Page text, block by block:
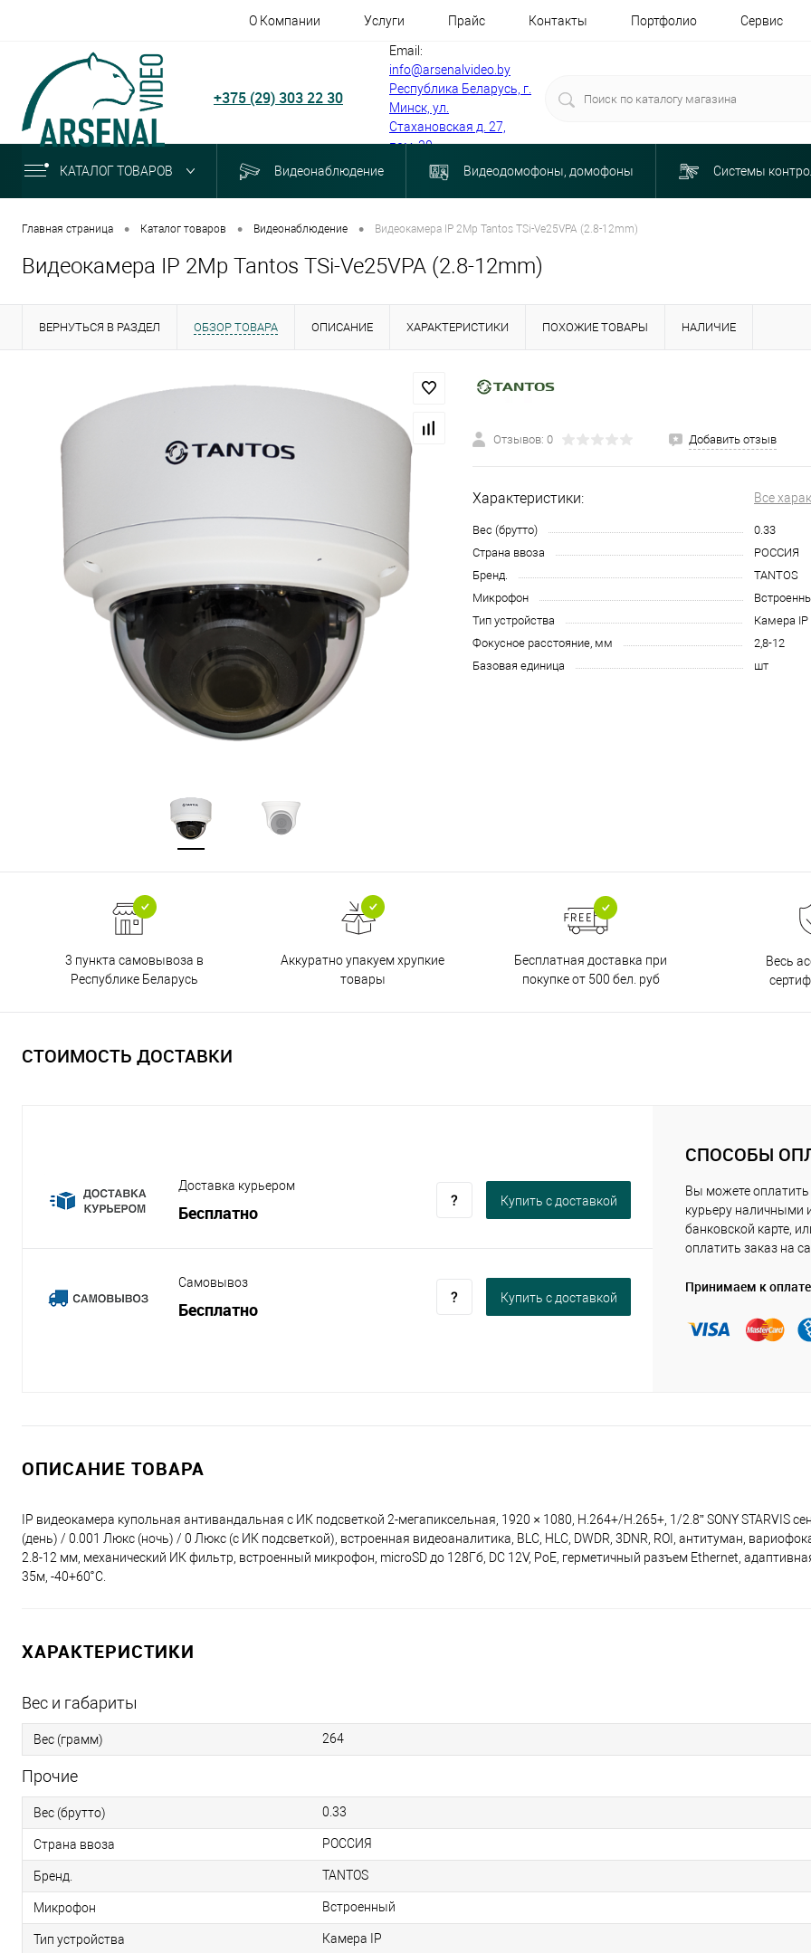
О Компании Услуги Прайс Контакты Портфолио Сервис
+375 (29) 303 22 30
Email:
info@arsenalvideo.by
Республика Беларусь, г.
Минск, ул.
Стахановская д. 27,
пом. 30
КАТАЛОГ ТОВАРОВ Видеонаблюдение Видеодомофоны, домофоны Системы
Главная страница • Каталог товаров • Видеонаблюдение • Видеокамера IP 2Mp Tantos TSi-Ve25VPA (2.8-12mm)
Видеокамера IP 2Mp Tantos TSi-Ve25VPA (2.8-12mm)
ВЕРНУТЬСЯ В РАЗДЕЛ ОБЗОР ТОВАРА ОПИСАНИЕ ХАРАКТЕРИСТИКИ ПОХОЖИЕ ТОВАРЫ НАЛИЧИЕ
Отзывов: 0 Добавить отзыв
Характеристики: Все
Вес (брутто)
0.33
Страна ввоза
РОССИЯ
Бренд.
TANTOS
Микрофон
Тип устройства
Камера IP
Фокусное расстояние, мм
2,8-12
Базовая единица
шт
3 пункта самовывоза в
Республике Беларусь
Аккуратно упакуем хрупкие
товары
Бесплатная доставка при
покупке от 500 бел. руб
Весь
СТОИМОСТЬ ДОСТАВКИ
Доставка курьером
Бесплатно
Купить c доставкой
Самовывоз
Бесплатно
Купить c доставкой
СПОСОБЫ
Вы можете оплатить
курьеру наличными
банковской карте,
оплатить заказ на
Принимаем к оплате
ОПИСАНИЕ ТОВАРА
IP видеокамера купольная антивандальная с ИК подсветкой 2-мегапиксельная, 1920 × 1080, Н.264+/H.265+, 1/2.8” SONY STARVIS
(день) / 0.001 Люкс (ночь) / 0 Люкс (с ИК подсветкой), встроенная видеоаналитика, BLC, HLC, DWDR, 3DNR, ROI, антитуман,
2.8-12 мм, механический ИК фильтр, встроенный микрофон, microSD до 128Гб, DC 12V, PoE, герметичный разъем Ethernet,
35м, -40+60˚C.
ХАРАКТЕРИСТИКИ
Вес и габариты
Вес (грамм) 264
Прочие
Вес (брутто) 0.33
Страна ввоза РОССИЯ
Бренд. TANTOS
Микрофон Встроенный
Тип устройства Камера IP